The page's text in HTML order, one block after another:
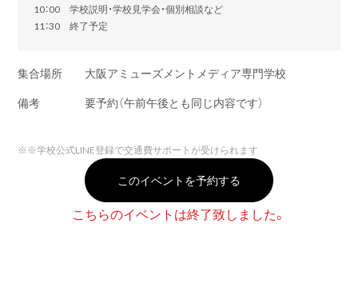
10：00 学校説明・学校見学会・個別相談など
11：30 終了予定
集合場所
大阪アミューズメントメディア専門学校
備考
要予約（午前午後とも同じ内容です）
※ ※学校公式LINE登録で交通費サポートが受けられます
このイベントを予約する
こちらのイベントは終了致しました。